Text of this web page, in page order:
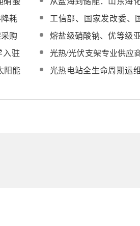
设备安装进行中
！
品核心竞争力
耗
工信部、国家发改委、
门：推动光热储能等在
创新应用
购
熔盐级硝酸钠、优等级
商——华强化工集团加
务委员单位
驻
光热/光伏支架专业供应
源科技股份有限公司加
单位
阳能
光热电站全生命周期运